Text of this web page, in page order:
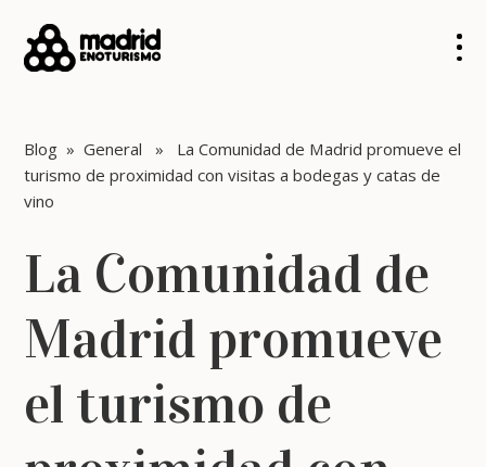
Blog »General » La Comunidad de Madrid promueve el
turismo de proximidad con visitas a bodegas y catas de
vino
La Comunidad de
Madrid promueve
el turismo de